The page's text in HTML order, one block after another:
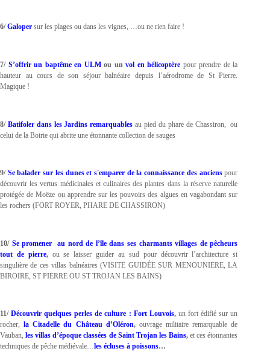
6/Galoper sur les plages ou dans les vignes, …ou ne rien faire !
7/ S’offrir un baptême en ULMou unvol en hélicoptère pour prendre de la
hauteur au cours de son séjour balnéaire depuis l’aérodrome de St Pierre.
Magique !
8/ Batifoler dans les Jardins remarquables au pied du phare de Chassiron, ou
celui de la Boirie qui abrite une étonnante collection de sauges
9/ Se balader sur les dunes et s'emparer de la connaissance des ancienspour
découvrir les vertus médicinales et culinaires des plantes dans la réserve naturelle
protégée de Moëze ou apprendre sur les pouvoirs des algues en vagabondant sur
les rochers (FORT ROYER, PHARE DE CHASSIRON)
10/ Se promener au nord de l’île dans ses charmants villages de pêcheurs
tout de pierre, ou se laisser guider au sud pour découvrir l’architecture si
singulière de ces villas balnéaires (VISITE GUIDÉE SUR MENOUNIERE, LA
BIROIRE, ST PIERRE OU ST TROJAN LES BAINS)
11/Découvrir quelques perles de culture : Fort Louvois, un fort édifié sur un
rocher, la Citadelle du Château d’Oléron, ouvrage militaire remarquable de
Vauban, les villas d’époque classées de Saint Trojan les Bains,et ces étonnantes
techniques de pêche médiévale…les écluses à poissons…